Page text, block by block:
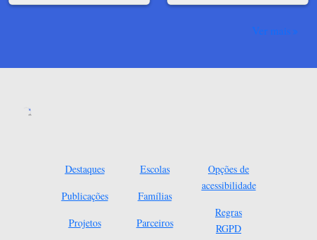
Ver mais
Destaques
Publicações
Projetos
Escolas
Famílias
Parceiros
Opções de
acessibilidade
Regras
RGPD